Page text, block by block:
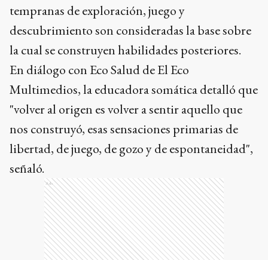
tempranas de exploración, juego y
descubrimiento son consideradas la base sobre
la cual se construyen habilidades posteriores.
En diálogo con Eco Salud de El Eco
Multimedios, la educadora somática detalló que
"volver al origen es volver a sentir aquello que
nos construyó, esas sensaciones primarias de
libertad, de juego, de gozo y de espontaneidad",
señaló.
Ads